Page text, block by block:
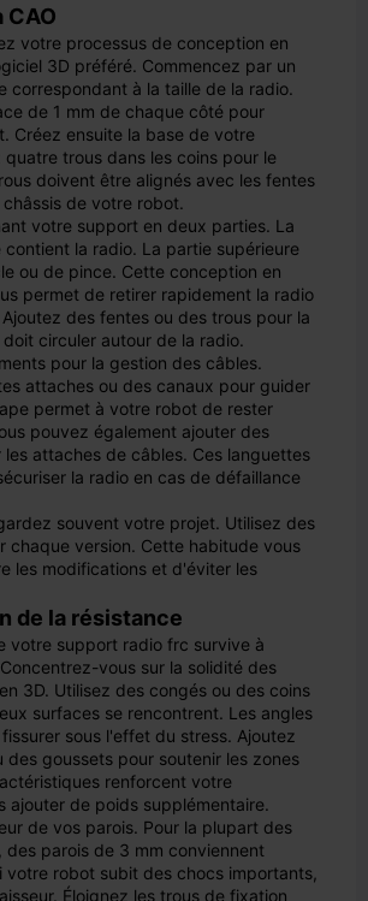
CAO
votre processus de conception en
3D préféré. Commencez par un
correspondant à la taille de la radio.
de 1 mm de chaque côté pour
Créez ensuite la base de votre
trous dans les coins pour le
doivent être alignés avec les fentes
de votre robot.
votre support en deux parties. La
contient la radio. La partie supérieure
ou de pince. Cette conception en
permet de retirer rapidement la radio
des fentes ou des trous pour la
circuler autour de la radio.
pour la gestion des câbles.
attaches ou des canaux pour guider
permet à votre robot de rester
pouvez également ajouter des
attaches de câbles. Ces languettes
la radio en cas de défaillance
souvent votre projet. Utilisez des
chaque version. Cette habitude vous
les modifications et d'éviter les
de la résistance
votre support radio frc survive à
vous sur la solidité des
3D. Utilisez des congés ou des coins
surfaces se rencontrent. Les angles
sous l'effet du stress. Ajoutez
des goussets pour soutenir les zones
renforcent votre
ajouter de poids supplémentaire.
de vos parois. Pour la plupart des
des parois de 3 mm conviennent
votre robot subit des chocs importants,
Éloignez les trous de fixation